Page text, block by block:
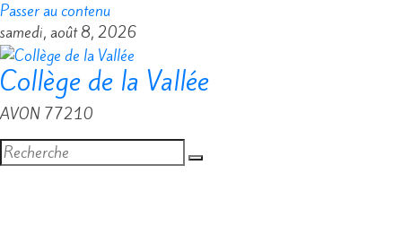
Passer au contenu
samedi, août 8, 2026
Collège de la Vallée
AVON 77210